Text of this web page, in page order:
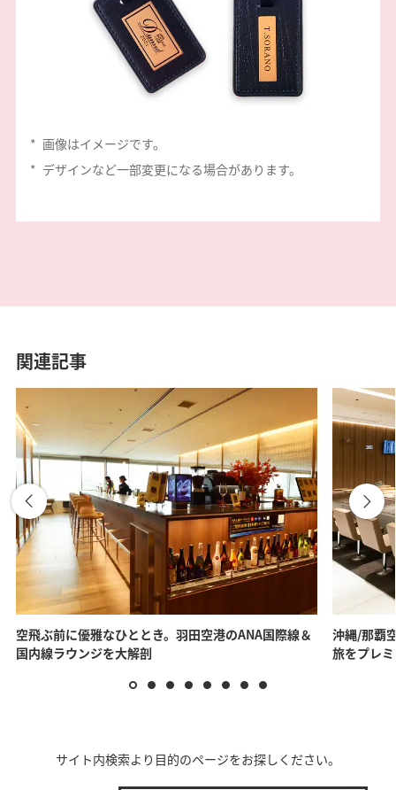
* 画像はイメージです。
* デザインなど一部変更になる場合があります。
関連記事
空飛ぶ前に優雅なひととき。羽田空港のANA国際線＆
国内線ラウンジを大解剖
沖縄/那覇
旅をプレ
サイト内検索より目的のページをお探しください。